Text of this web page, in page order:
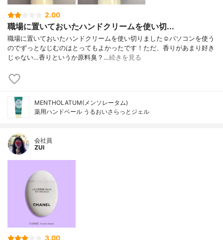
2.00
職場に置いておいたハンドクリームを使い切...
職場に置いておいたハンドクリームを使い切りました☺️パソコンを使う
のでずっとなじむのはとってもよかったです！ただ、香りがあまり好き
じゃない…香りというか原料臭？…続きを見る
MENTHOLATUM(メンソレータム)
薬用ハンドベール うるおいさらっとジェル
会社員
ZUI
3.00